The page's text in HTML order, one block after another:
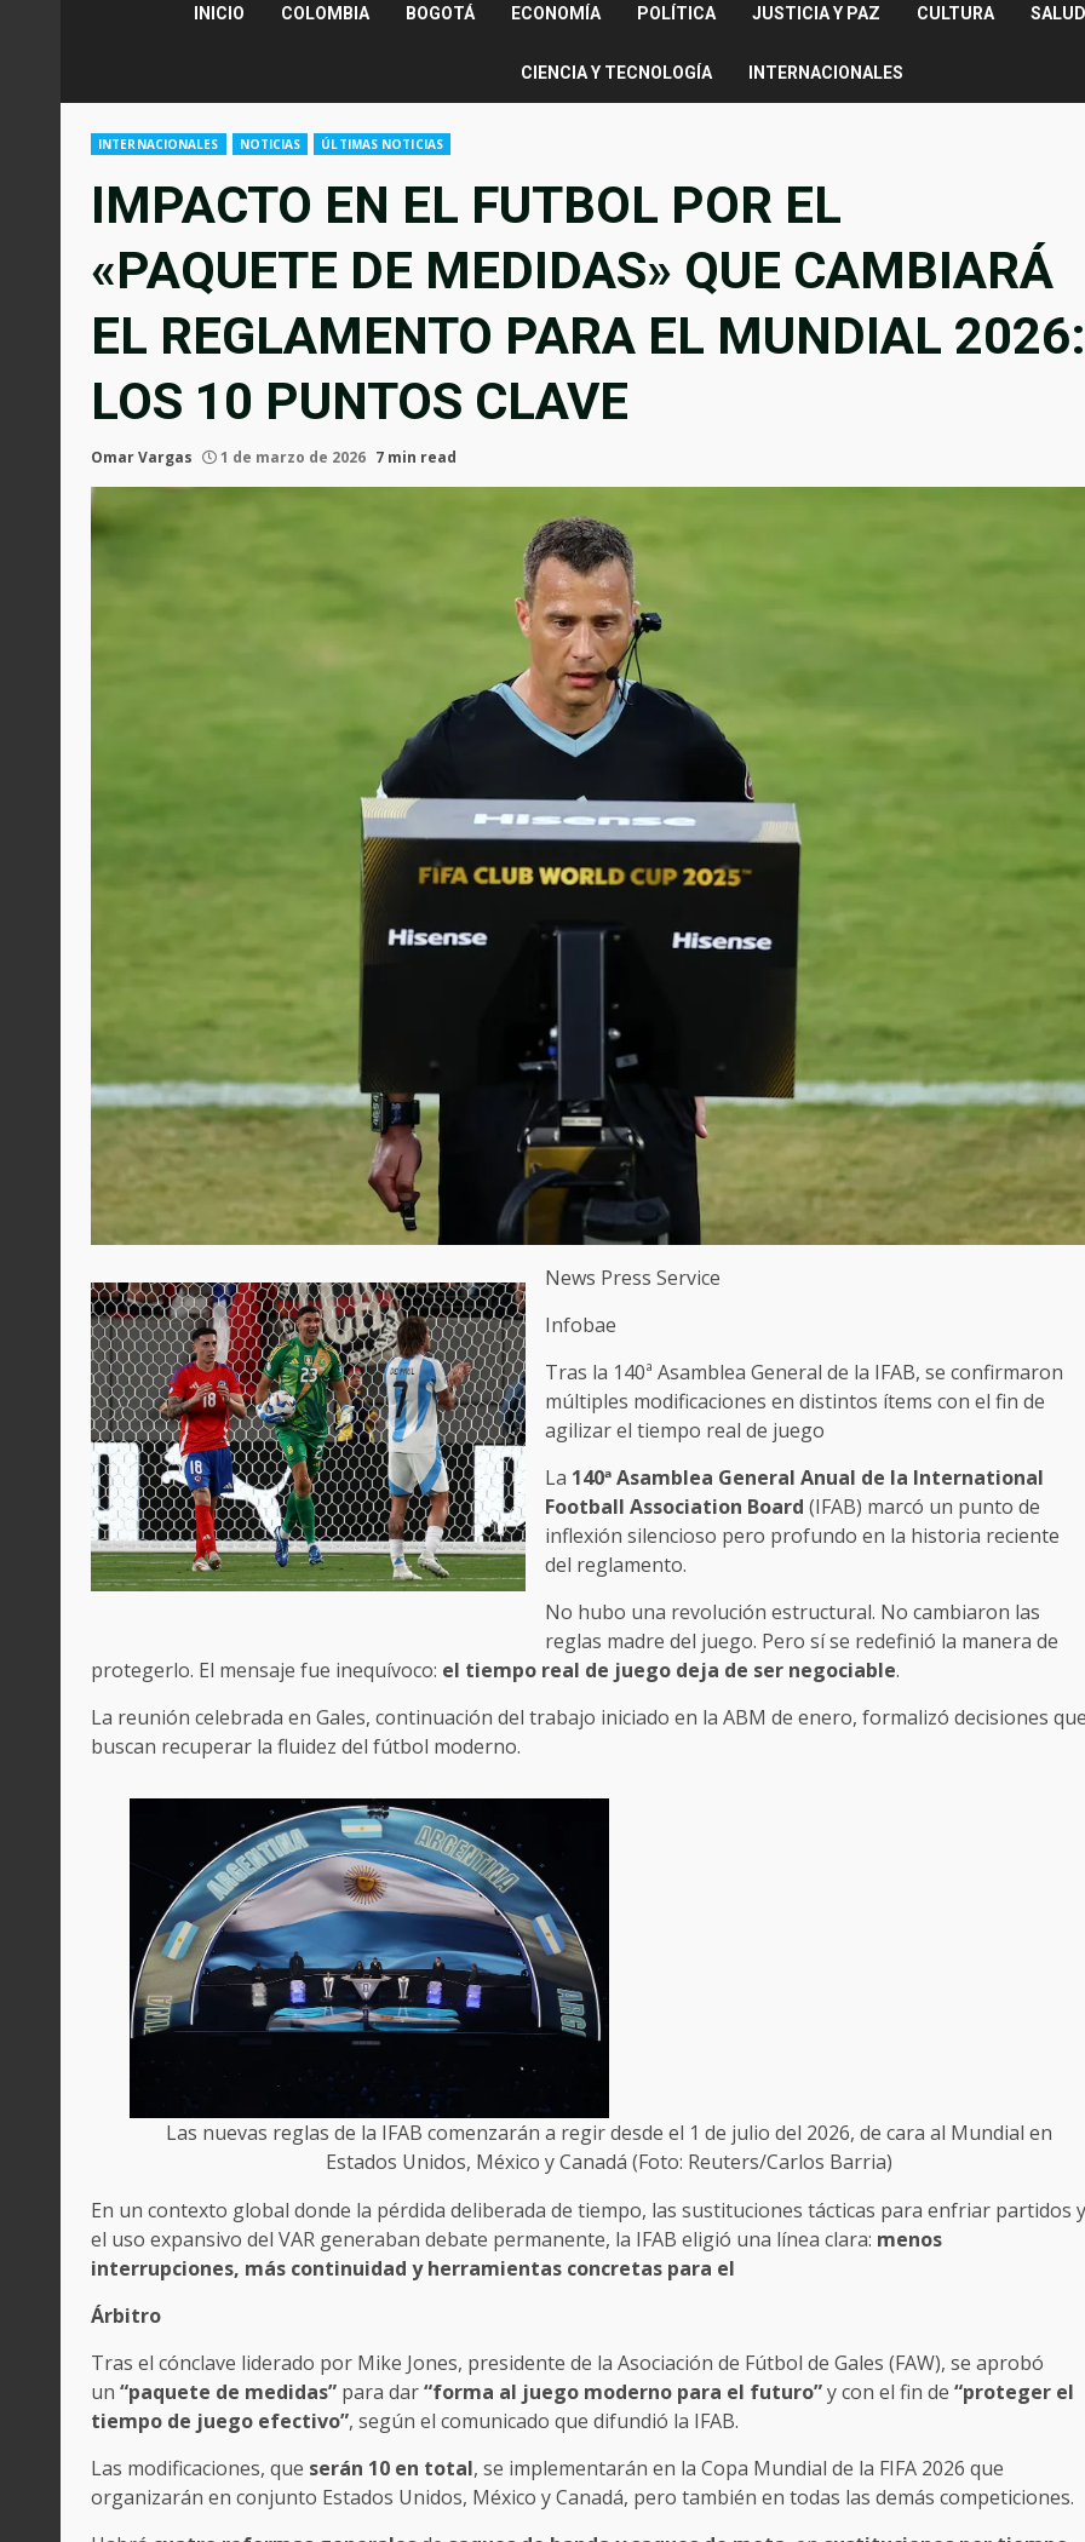
INICIO COLOMBIA BOGOTÁ ECONOMÍA POLÍTICA JUSTICIA Y PAZ CULTURA
CIENCIA Y TECNOLOGÍA INTERNACIONALES
INTERNACIONALES NOTICIAS ÚLTIMAS NOTICIAS
IMPACTO EN EL FUTBOL POR EL
«PAQUETE DE MEDIDAS» QUE CAMBIARÁ
EL REGLAMENTO PARA EL MUNDIAL 2026:
LOS 10 PUNTOS CLAVE
Omar Vargas 1 de marzo de 2026 7 min read
News Press Service
Infobae
Tras la 140ª Asamblea General de la IFAB, se confirmaron
múltiples modificaciones en distintos ítems con el fin de
agilizar el tiempo real de juego
La 140ª Asamblea General Anual de la International
Football Association Board (IFAB) marcó un punto de
inflexión silencioso pero profundo en la historia reciente
del reglamento.
No hubo una revolución estructural. No cambiaron las
reglas madre del juego. Pero sí se redefinió la manera de
protegerlo. El mensaje fue inequívoco: el tiempo real de juego deja de ser negociable.
La reunión celebrada en Gales, continuación del trabajo iniciado en la ABM de enero, formalizó decisiones
buscan recuperar la fluidez del fútbol moderno.
Las nuevas reglas de la IFAB comenzarán a regir desde el 1 de julio del 2026, de cara al Mundial en
Estados Unidos, México y Canadá (Foto: Reuters/Carlos Barria)
En un contexto global donde la pérdida deliberada de tiempo, las sustituciones tácticas para enfriar partidos y
el uso expansivo del VAR generaban debate permanente, la IFAB eligió una línea clara: menos
interrupciones, más continuidad y herramientas concretas para el
Árbitro
Tras el cónclave liderado por Mike Jones, presidente de la Asociación de Fútbol de Gales (FAW), se aprobó
un “paquete de medidas” para dar“forma al juego moderno para el futuro”y con el fin de “proteger el
tiempo de juego efectivo”, según el comunicado que difundió la IFAB.
Las modificaciones, que serán 10 en total, se implementarán en la Copa Mundial de la FIFA 2026 que
organizarán en conjunto Estados Unidos, México y Canadá, pero también en todas las demás competiciones.